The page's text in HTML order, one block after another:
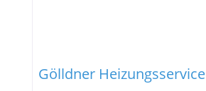
Gölldner Heizungsservice